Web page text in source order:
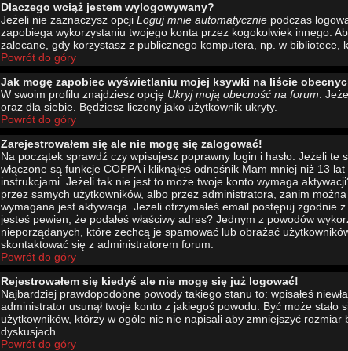
Dlaczego wciąż jestem wylogowywany?
Jeżeli nie zaznaczysz opcji Loguj mnie automatycznie podczas
zapobiega wykorzystaniu twojego konta przez kogokolwiek innego.
zalecane, gdy korzystasz z publicznego komputera, np. w bibliotece,
Powrót do góry
Jak mogę zapobiec wyświetlaniu mojej ksywki na liście
W swoim profilu znajdziesz opcję Ukryj moją obecność na forum .
oraz dla siebie. Będziesz liczony jako użytkownik ukryty.
Powrót do góry
Zarejestrowałem się ale nie mogę się zalogować!
Na początek sprawdź czy wpisujesz poprawny login i hasło. Jeżeli
włączone są funkcje COPPA i kliknąłeś odnośnik Mam mniej niż 13 lat
instrukcjami. Jeżeli tak nie jest to może twoje konto wymaga
przez samych użytkowników, albo przez administratora, zanim
wymagana jest aktywacja. Jeżeli otrzymałeś email postępuj zgodnie
jesteś pewien, że podałeś właściwy adres? Jednym z powodów
nieporządanych, które zechcą je spamować lub obrażać
skontaktować się z administratorem forum.
Powrót do góry
Rejestrowałem się kiedyś ale nie mogę się już logować!
Najbardziej prawdopodobne powody takiego stanu to: wpisałeś
administrator usunął twoje konto z jakiegoś powodu. Być może
użytkowników, którzy w ogóle nic nie napisali aby zmniejszyć
dyskusjach.
Powrót do góry